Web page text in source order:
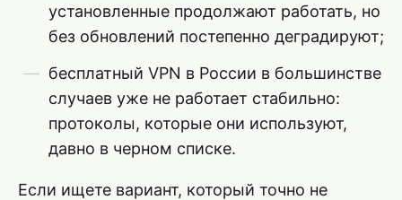
установленные продолжают работать, но
без обновлений постепенно деградируют;
бесплатный VPN в России в большинстве
случаев уже не работает стабильно:
протоколы, которые они используют,
давно в черном списке.
Если ищете вариант, который точно не